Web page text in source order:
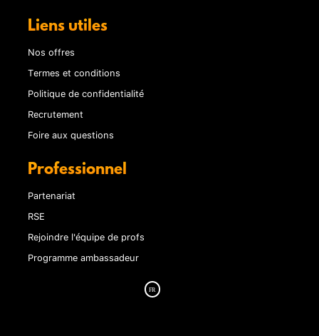
Liens utiles
Nos offres
Termes et conditions
Politique de confidentialité
Recrutement
Foire aux questions
Professionnel
Partenariat
RSE
Rejoindre l'équipe de profs
Programme ambassadeur